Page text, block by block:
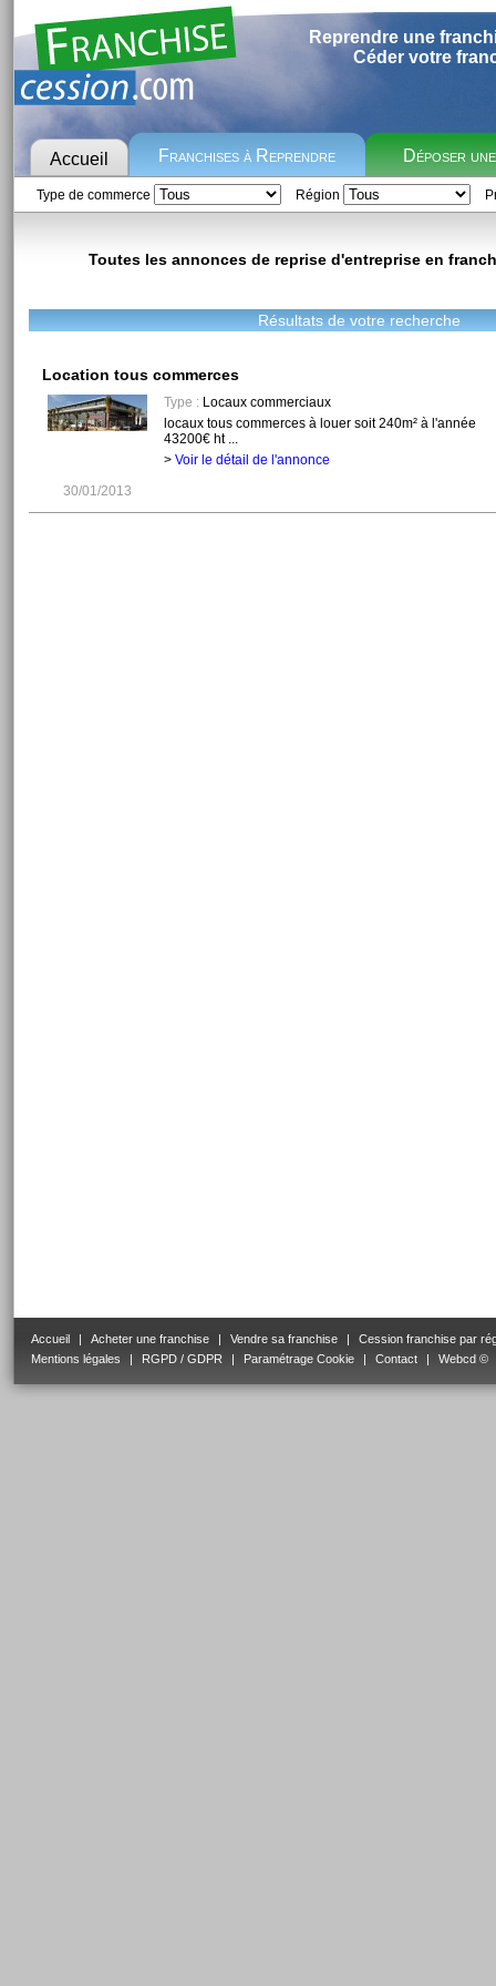
Reprendre une
Céder votre
Accueil Franchises à Reprendre Déposer
Type de commerce Région
Toutes les annonces de reprise d'entreprise en
Résultats de votre recherche
Location tous commerces
30/01/2013
Type :Locaux commerciaux
locaux tous commerces à louer soit 240m² à l'année
43200€ ht ...
> Voir le détail de l'annonce
Accueil | Acheter une franchise | Vendre sa franchise |
Cession franchise par
Mentions légales
| RGPD / GDPR | Paramétrage Cookie | Contact | Webcd ©